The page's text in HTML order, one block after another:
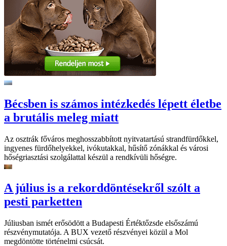
Bécsben is számos intézkedés lépett életbe
a brutális meleg miatt
Az osztrák főváros meghosszabbított nyitvatartású strandfürdőkkel,
ingyenes fürdőhelyekkel, ivókutakkal, hűsítő zónákkal és városi
hőségriasztási szolgálattal készül a rendkívüli hőségre.
A július is a rekorddöntésekről szólt a
pesti parketten
Júliusban ismét erősödött a Budapesti Értéktőzsde elsőszámú
részvénymutatója. A BUX vezető részvényei közül a Mol
megdöntötte történelmi csúcsát.